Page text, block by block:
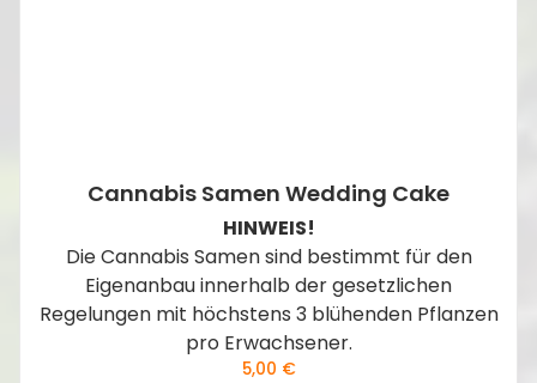
Cannabis Samen Wedding Cake
HINWEIS!
Die Cannabis Samen sind bestimmt für den
Eigenanbau innerhalb der gesetzlichen
Regelungen mit höchstens 3 blühenden Pflanzen
pro Erwachsener.
5,00 €